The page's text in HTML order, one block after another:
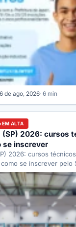
de ago, 2026· 6 min
EM ALTA
(SP) 2026: cursos
se inscrever
2026: cursos
se inscrever pelo